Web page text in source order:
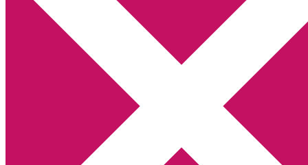
Boktolva
Författarfemman
Kontakt
Webbshop Amazon
Utskriftscentralen
Min tv-blogg